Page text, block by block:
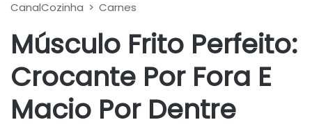
CanalCozinha > Carnes
Músculo Frito Perfeito:
Crocante Por Fora E
Macio Por Dentre